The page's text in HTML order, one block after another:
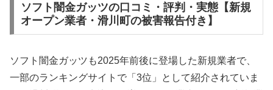
ソフト闇金ガッツの口コミ・評判・実態【新規
オープン業者・滑川町の被害報告付き】
ソフト闇金ガッツも2025年前後に登場した新規業者で、
一部のランキングサイトで「3位」として紹介されていま